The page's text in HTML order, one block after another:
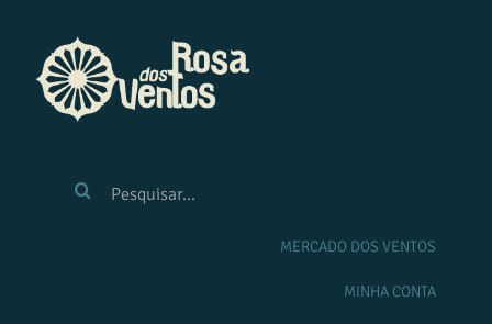
conteúdo
RESULTADOS
MERCADO DOS VENTOS
MINHA CONTA